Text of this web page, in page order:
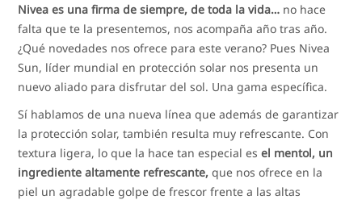
Nivea es una firma de siempre, de toda la vida… no hace
falta que te la presentemos, nos acompaña año tras año.
¿Qué novedades nos ofrece para este verano? Pues Nivea
Sun, líder mundial en protección solar nos presenta un
nuevo aliado para disfrutar del sol. Una gama específica.
Sí hablamos de una nueva línea que además de garantizar
la protección solar, también resulta muy refrescante. Con
textura ligera, lo que la hace tan especial esel mentol, un
ingrediente altamente refrescante, que nos ofrece en la
piel un agradable golpe de frescor frente a las altas